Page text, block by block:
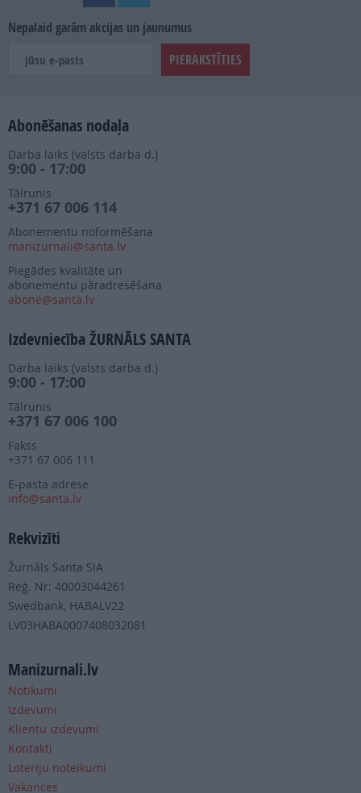
Nepalaid garām akcijas un jaunumus
Abonēšanas nodaļa
Darba laiks (valsts darba d.)
9:00 - 17:00
Tālrunis
+371 67 006 114
Abonementu noformēšana
manizurnali@santa.lv
Piegādes kvalitāte un
abonementu pāradresēšana
abone@santa.lv
Izdevniecība ŽURNĀLS SANTA
Darba laiks (valsts darba d.)
9:00 - 17:00
Tālrunis
+371 67 006 100
Fakss
+371 67 006 111
E-pasta adrese
info@santa.lv
Rekvizīti
Žurnāls Santa SIA
Reģ. Nr: 40003044261
Swedbank, HABALV22
LV03HABA0007408032081
Manizurnali.lv
Notikumi
Izdevumi
Klientu izdevumi
Kontakti
Loteriju noteikumi
Vakances